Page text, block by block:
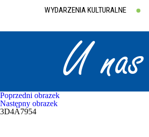
WYDARZENIA KULTURALNE
U
Poprzedni obrazek
Następny obrazek
3D4A7954